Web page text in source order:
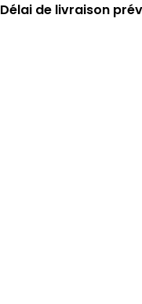
Délai de livraison